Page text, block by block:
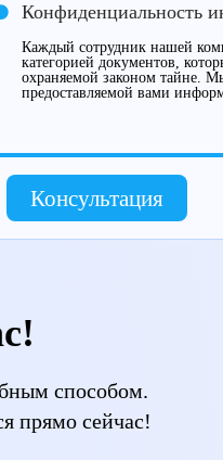
Конфиденциальность
Каждый сотрудник нашей
категорией документов,
охраняемой законом тайне.
предоставляемой вами
Консультация
способом.
прямо сейчас!